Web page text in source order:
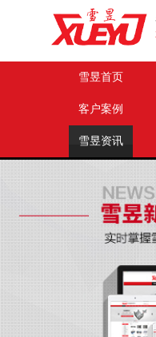
雪昱首页
客户案例
雪昱资讯